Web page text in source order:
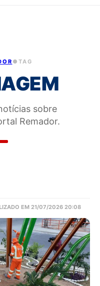
● TAG
sobre
Remador.
EM 21/07/2026 20:08